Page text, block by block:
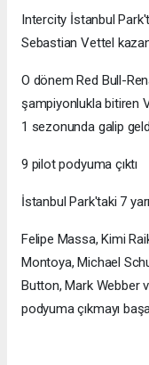
Intercity İstanbul
Sebastian Vettel
O dönem Red Bull-
şampiyonlukla bitiren
1 sezonunda galip
9 pilot podyuma çıktı
İstanbul Park'taki 7
Felipe Massa, Kimi
Montoya, Michael
Button, Mark Webber
podyuma çıkmayı